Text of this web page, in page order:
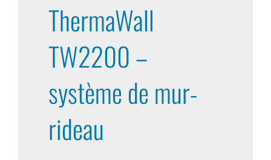
ThermaWall
TW2200 –
système de mur-
rideau